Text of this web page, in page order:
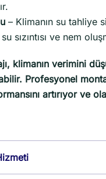
– Klimanın su tahliye
sızıntısı ve nem
klimanın verimini
Profesyonel
artırıyor ve